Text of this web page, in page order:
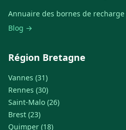
Annuaire des bornes de
Blog →
Région Bretagne
Vannes (31)
Rennes (30)
Saint-Malo (26)
Brest (23)
Quimper (18)